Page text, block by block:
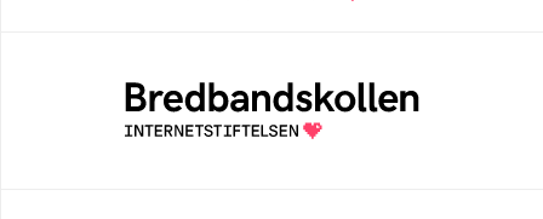
Bredbandskollen är ett oberoende
konsumentverktyg som drivs av
Internetstiftelsen